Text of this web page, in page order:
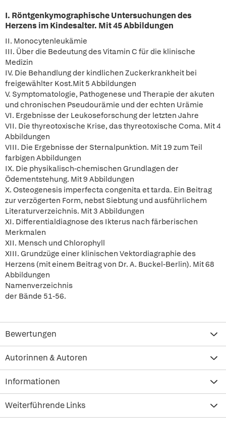
I. Röntgenkymographische Untersuchungen des
Herzens im Kindesalter. Mit 45 Abbildungen
II. Monocytenleukämie
III. Über die Bedeutung des Vitamin C für die klinische
Medizin
IV. Die Behandlung der kindlichen Zuckerkrankheit bei
freigewählter Kost.Mit 5 Abbildungen
V. Symptomatologie, Pathogenese und Therapie der akuten
und chronischen Pseudourämie und der echten Urämie
VI. Ergebnisse der Leukoseforschung der letzten Jahre
VII. Die thyreotoxische Krise, das thyreotoxische Coma. Mit 4
Abbildungen
VIII. Die Ergebnisse der Sternalpunktion. Mit 19 zum Teil
farbigen Abbildungen
IX. Die physikalisch-chemischen Grundlagen der
Ödementstehung. Mit 9 Abbildungen
X. Osteogenesis imperfecta congenita et tarda. Ein Beitrag
zur verzögerten Form, nebst Siebtung und ausführlichem
Literaturverzeichnis. Mit 3 Abbildungen
XI. Differentialdiagnose des Ikterus nach färberischen
Merkmalen
XII. Mensch und Chlorophyll
XIII. Grundzüge einer klinischen Vektordiagraphie des
Herzens (mit einem Beitrag von Dr. A. Buckel-Berlin). Mit 68
Abbildungen
Namenverzeichnis
der Bände 51-56.
Bewertungen
Autorinnen & Autoren
Informationen
Weiterführende Links